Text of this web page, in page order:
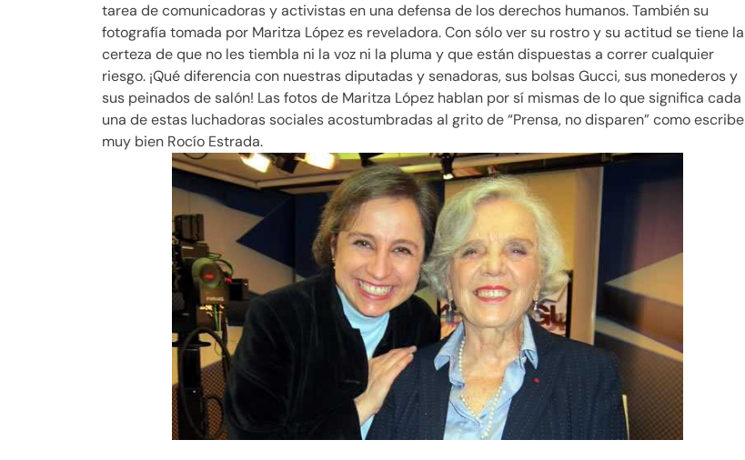
tarea de comunicadoras y activistas en una defensa de los derechos humanos. También su
fotografía tomada por Maritza López es reveladora. Con sólo ver su rostro y su actitud se tiene la
certeza de que no les tiembla ni la voz ni la pluma y que están dispuestas a correr cualquier
riesgo. ¡Qué diferencia con nuestras diputadas y senadoras, sus bolsas Gucci, sus monederos y
sus peinados de salón! Las fotos de Maritza López hablan por sí mismas de lo que significa cada
una de estas luchadoras sociales acostumbradas al grito de Prensa, no disparen como escribe
muy bien Rocío Estrada.